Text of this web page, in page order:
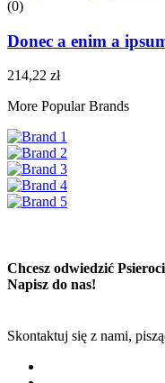
(0)
Donec a enim a
214,22 zł
More Popular Brands
Chcesz odwiedzić
Napisz do nas!
Skontaktuj się z nami,